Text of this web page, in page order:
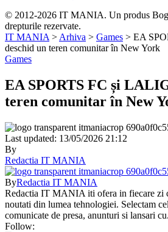
© 2012-2026 IT MANIA. Un produs
drepturile rezervate.
IT MANIA > Arhiva > Games > EA
deschid un teren comunitar în New York
Games
EA SPORTS FC și
teren comunitar în New
Last updated: 13/05/2026 21:12
By
Redactia IT MANIA
ByRedactia IT MANIA
Redactia IT MANIA iti ofera in fiecare zi
noutati din lumea tehnologiei. Selectam
comunicate de presa, anunturi si lansari
Follow: